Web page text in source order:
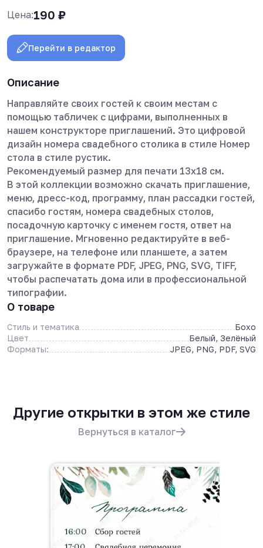
Цена:190 ₽
Перейти в редактор
Описание
Направляйте своих гостей к своим местам с
помощью табличек с цифрами, выполненных в
нашем конструкторе приглашений. Это цифровой
дизайн номера свадебного столика в стиле Номер
стола в стиле рустик.
Рекомендуемый размер для печати 13х18 см.
В этой коллекции возможно скачать приглашение,
меню, дресс-код, программу, план рассадки гостей,
спасибо гостям, номера свадебных столов,
посадочную карточку с именем гостя, ответ на
приглашение. Мгновенно редактируйте в веб-
браузере, на телефоне или планшете, а затем
загружайте в формате PDF, JPEG, PNG, SVG, TIFF,
чтобы распечатать дома или в профессиональной
типографии.
О товаре
Стиль и тематика
Бохо
Цвет
Белый, Зелёный
Форматы:
JPEG, PNG, PDF, SVG
Другие открытки в этом же стиле
Вернуться в каталог